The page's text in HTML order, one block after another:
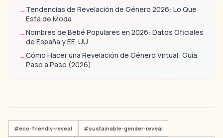
→ Tendencias de Revelación de Género 2026: Lo Que
Está de Moda
→Nombres de Bebé Populares en 2026: Datos Oficiales
de España y EE. UU.
→Cómo Hacer una Revelación de Género Virtual: Guía
Paso a Paso (2026)
#eco-friendly-reveal #sustainable-gender-reveal